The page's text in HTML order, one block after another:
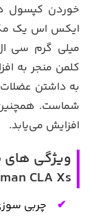
خوردن کپسول
میلی گرم سی
کلمن منجر به
به داشتن
شماست.
افزایش می‌یابد.
ویژگی
CLA Xs
چربی